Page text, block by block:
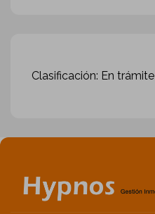
Clasificación: En trámite